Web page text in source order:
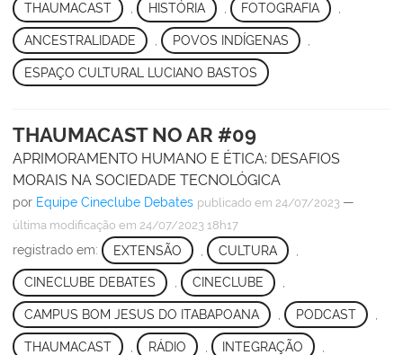
THAUMACAST , HISTÓRIA , FOTOGRAFIA ,
ANCESTRALIDADE POVOS INDÍGENAS
ESPAÇO CULTURAL LUCIANO BASTOS
THAUMACAST NO AR #09
APRIMORAMENTO HUMANO E ÉTICA: DESAFIOS
MORAIS NA SOCIEDADE TECNOLÓGICA
por Equipe Cineclube Debates publicado em 24/07/2023 —
última modificação em 24/07/2023 18h17
registrado em: EXTENSÃO CULTURA
CINECLUBE DEBATES , CINECLUBE ,
CAMPUS BOM JESUS DO ITABAPOANA PODCAST
THAUMACAST RÁDIO INTEGRAÇÃO